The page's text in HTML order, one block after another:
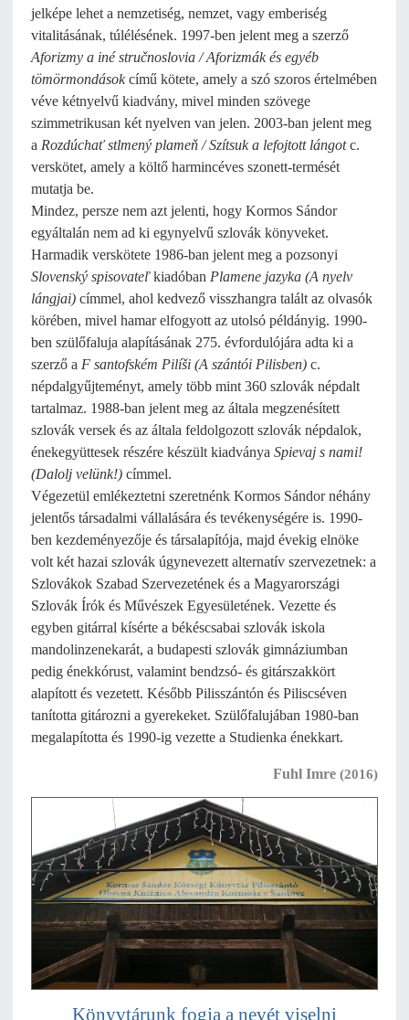
jelképe lehet a nemzetiség, nemzet, vagy emberiség
vitalitásának, túlélésének. 1997-ben jelent meg a szerző
Aforizmy a iné stručnoslovia / Aforizmák és egyéb
tömörmondásokcímű kötete, amely a szó szoros értelmében
véve kétnyelvű kiadvány, mivel minden szövege
szimmetrikusan két nyelven van jelen. 2003-ban jelent meg
a Rozdúchať stlmený plameň / Szítsuk a lefojtott lángotc.
verskötet, amely a költő harmincéves szonett-termését
mutatja be.
Mindez, persze nem azt jelenti, hogy Kormos Sándor
egyáltalán nem ad ki egynyelvű szlovák könyveket.
Harmadik verskötete 1986-ban jelent meg a pozsonyi
Slovenský spisovateľkiadóban Plamene jazyka (A nyelv
lángjai) címmel, ahol kedvező visszhangra talált az olvasók
körében, mivel hamar elfogyott az utolsó példányig. 1990-
ben szülőfaluja alapításának 275. évfordulójára adta ki a
szerző a F santofském Pilíši (A szántói Pilisben) c.
népdalgyűjteményt, amely több mint 360 szlovák népdalt
tartalmaz. 1988-ban jelent meg az általa megzenésített
szlovák versek és az általa feldolgozott szlovák népdalok,
énekegyüttesek részére készült kiadványa Spievaj s nami!
(Dalolj velünk!) címmel.
Végezetül emlékeztetni szeretnénk Kormos Sándor néhány
jelentős társadalmi vállalására és tevékenységére is. 1990-
ben kezdeményezője és társalapítója, majd évekig elnöke
volt két hazai szlovák úgynevezett alternatív szervezetnek: a
Szlovákok Szabad Szervezetének és a Magyarországi
Szlovák Írók és Művészek Egyesületének. Vezette és
egyben gitárral kísérte a békéscsabai szlovák iskola
mandolinzenekarát, a budapesti szlovák gimnáziumban
pedig énekkórust, valamint bendzsó- és gitárszakkört
alapított és vezetett. Később Pilisszántón és Piliscséven
tanította gitározni a gyerekeket. Szülőfalujában 1980-ban
megalapította és 1990-ig vezette a Studienka énekkart.
Fuhl Imre (2016)
Könyvtárunk fogja a nevét viselni